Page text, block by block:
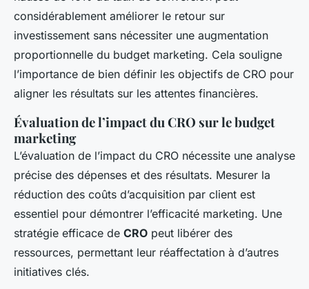
considérablement améliorer le retour sur
investissement sans nécessiter une augmentation
proportionnelle du budget marketing. Cela souligne
l’importance de bien définir les objectifs de CRO pour
aligner les résultats sur les attentes financières.
Évaluation de l’impact du CRO sur le budget
marketing
L’évaluation de l’impact du CRO nécessite une analyse
précise des dépenses et des résultats. Mesurer la
réduction des coûts d’acquisition par client est
essentiel pour démontrer l’efficacité marketing. Une
stratégie efficace de CRO peut libérer des
ressources, permettant leur réaffectation à d’autres
initiatives clés.